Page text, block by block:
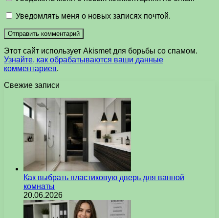
Уведомлять меня о новых записях почтой.
Этот сайт использует Akismet для борьбы со спамом.
Узнайте, как обрабатываются ваши данные
комментариев.
Свежие записи
Как выбрать пластиковую дверь для ванной
комнаты
20.06.2026